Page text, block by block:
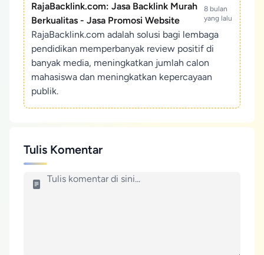
RajaBacklink.com: Jasa Backlink Murah
Berkualitas - Jasa Promosi Website
8 bulan
yang lalu
RajaBacklink.com adalah solusi bagi lembaga
pendidikan memperbanyak review positif di
banyak media, meningkatkan jumlah calon
mahasiswa dan meningkatkan kepercayaan
publik.
Tulis Komentar